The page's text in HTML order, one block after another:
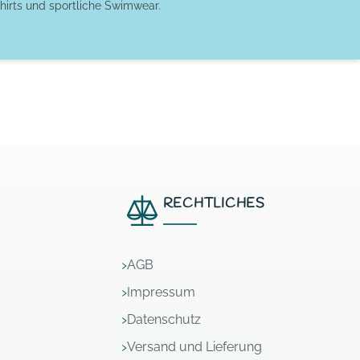
und sportliche Swimwear.
RECHTLICHES
AGB
Impressum
Datenschutz
Versand und Lieferung